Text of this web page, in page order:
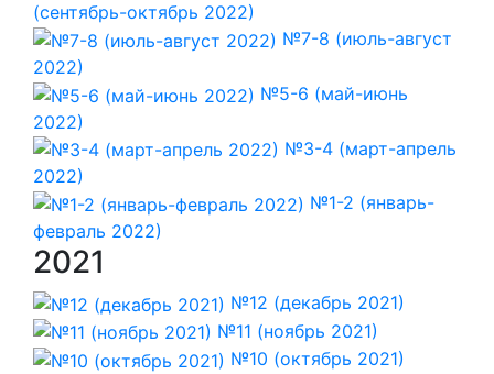
(сентябрь-октябрь 2022)
№7-8 (июль-август
2022)
№5-6 (май-июнь
2022)
№3-4 (март-апрель
2022)
№1-2 (январь-
февраль 2022)
2021
№12 (декабрь 2021)
№11 (ноябрь 2021)
№10 (октябрь 2021)